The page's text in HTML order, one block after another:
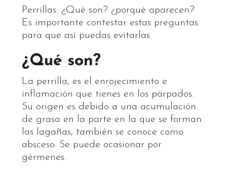
Perrillas: ¿Qué son? ¿porqué aparecen?
Es importante contestar estas preguntas
para que así puedas evitarlas.
¿Qué son?
La perrilla, es el enrojecimiento e
inflamación que tienes en los párpados.
Su origen es debido a una acumulación
de grasa en la parte en la que se forman
las lagañas, también se conoce como
absceso. Se puede ocasionar por
gérmenes.